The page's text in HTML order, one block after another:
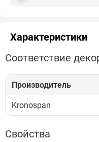
Характеристики
Соответствие
Производитель
Kronospan
Свойства